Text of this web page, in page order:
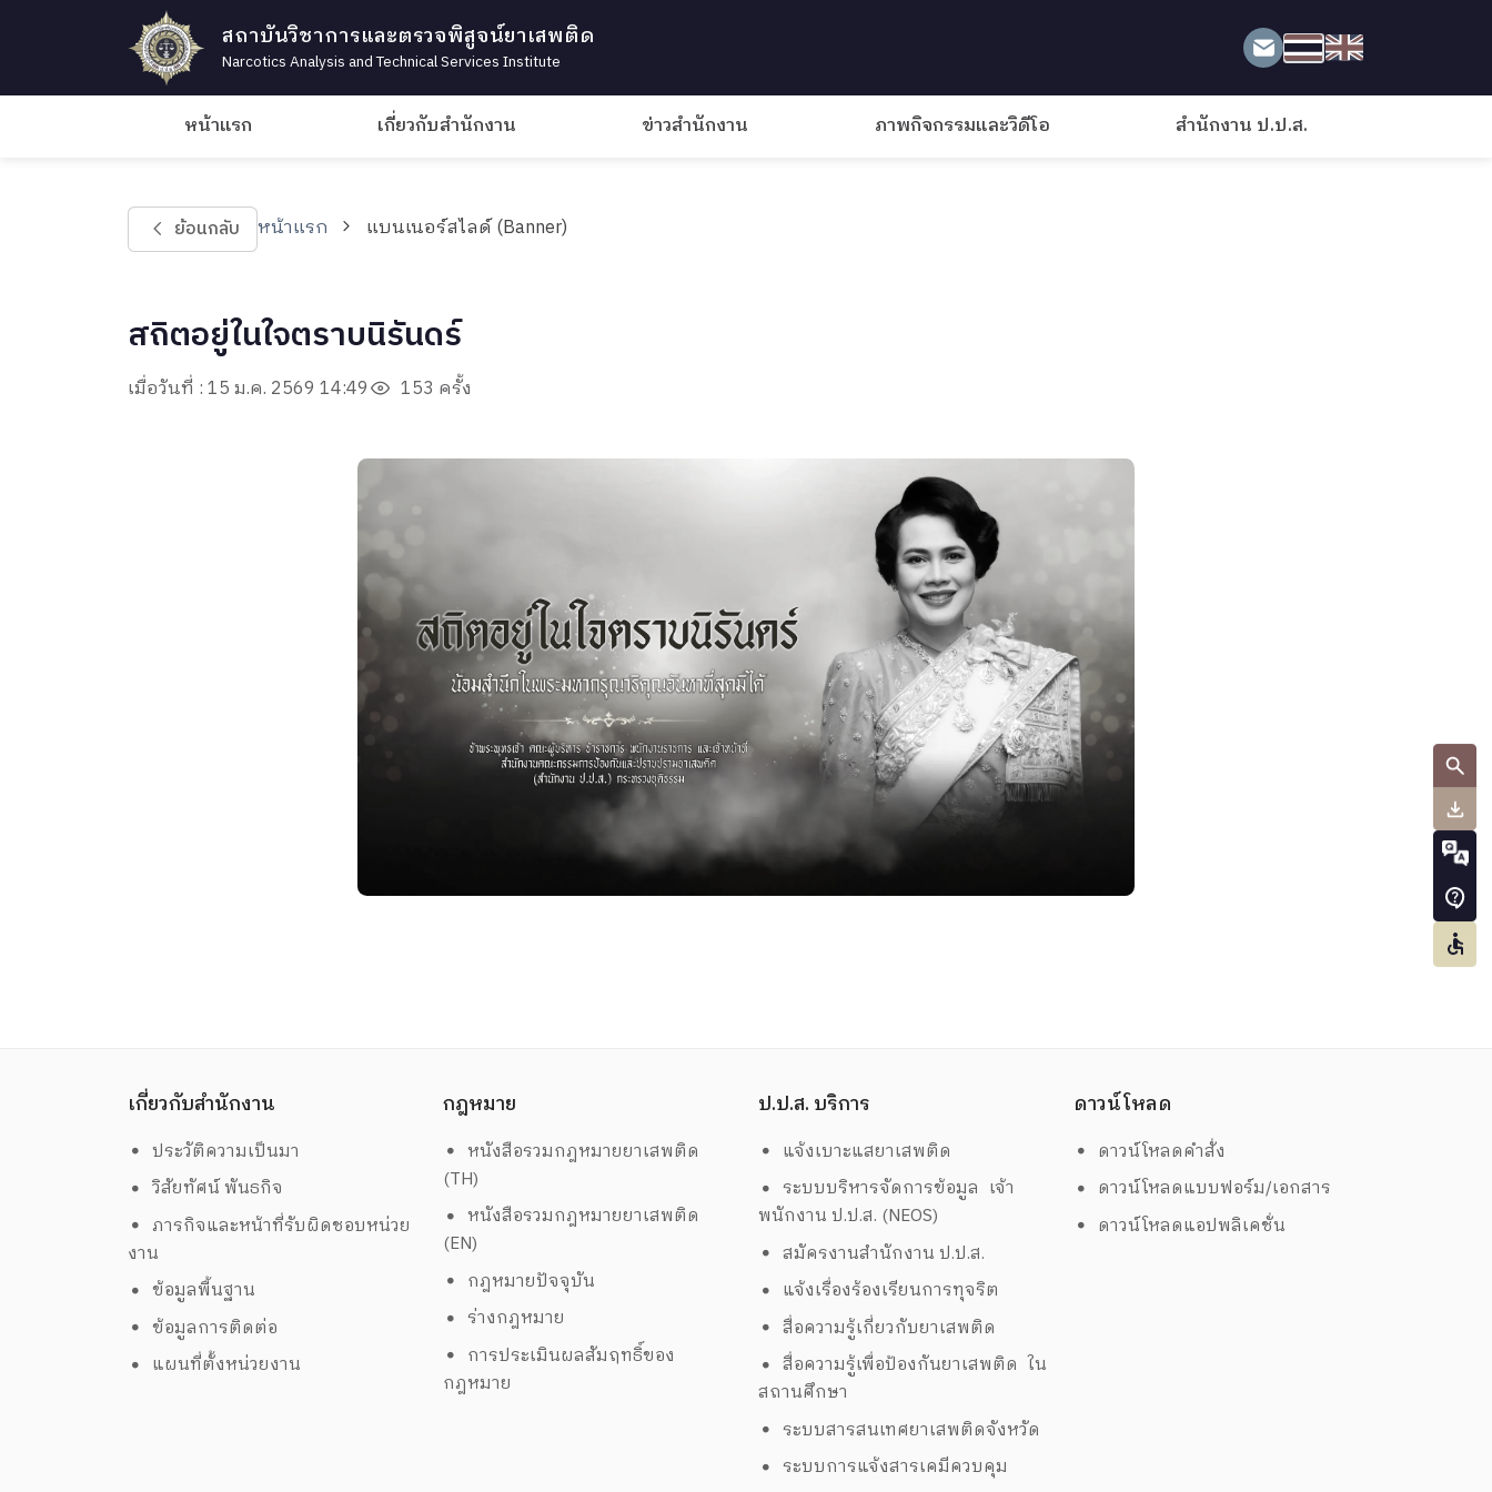
สถาบันวิชาการและตรวจพิสูจน์ยาเสพติด
Narcotics Analysis and Technical Services Institute
หน้าแรก เกี่ยวกับสำนักงาน ข่าวสำนักงาน ภาพกิจกรรมและวิดีโอ สำนักงาน ป.ป.ส.
ย้อนกลับ หน้าแรก แบนเนอร์สไลด์ (Banner)
สถิตอยู่ในใจตราบนิรันดร์
เมื่อวันที่ : 15 ม.ค. 2569 14:49 153 ครั้ง
เกี่ยวกับสำนักงาน
ประวัติความเป็นมา
วิสัยทัศน์ พันธกิจ
ภารกิจและหน้าที่รับผิดชอบหน่วย
งาน
ข้อมูลพื้นฐาน
ข้อมูลการติดต่อ
แผนที่ตั้งหน่วยงาน
กฎหมาย
หนังสือรวมกฎหมายยาเสพติด
(TH)
หนังสือรวมกฎหมายยาเสพติด
(EN)
กฎหมายปัจจุบัน
ร่างกฎหมาย
การประเมินผลสัมฤทธิ์ของ
กฎหมาย
ป.ป.ส. บริการ
แจ้งเบาะแสยาเสพติด
ระบบบริหารจัดการข้อมูล เจ้า
พนักงาน ป.ป.ส. (NEOS)
สมัครงานสำนักงาน ป.ป.ส.
แจ้งเรื่องร้องเรียนการทุจริต
สื่อความรู้เกี่ยวกับยาเสพติด
สื่อความรู้เพื่อป้องกันยาเสพติด ใน
สถานศึกษา
ระบบสารสนเทศยาเสพติดจังหวัด
ระบบการแจ้งสารเคมีควบคุม
ดาวน์โหลด
ดาวน์โหลดคำสั่ง
ดาวน์โหลดแบบฟอร์ม/เอกสาร
ดาวน์โหลดแอปพลิเคชั่น